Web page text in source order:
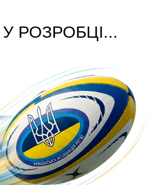
РОЗРОБЦІ...